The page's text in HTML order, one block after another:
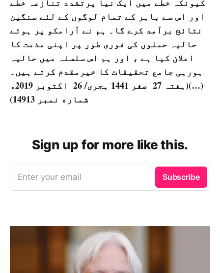
کیونکہ خطے میں ایک نیا پرتشدد تنازعہ خطے
اور اس سے باہر کے تمام لوگوں کے لئے سنگین
نتائج برآمد کرے گا۔ ہم نے آرامکو پر ہوئے
حالیہ حملوں کی فوری طور پر اپنی مذمت کا
اعلان کیا ہے ، اور ہم اس سلسلہ میں حالیہ
ہورہی جامع تحقیقات کا خیرمقدم کرتے ہیں۔
(…)(ہفتہ 27 صفر 1441 ہجرى/ 26 اکتوبر 2019ء
شماره نمبر 14913)
Sign up for more like this.
Enter your email Subscribe